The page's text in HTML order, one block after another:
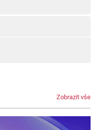
Zobrazit vše